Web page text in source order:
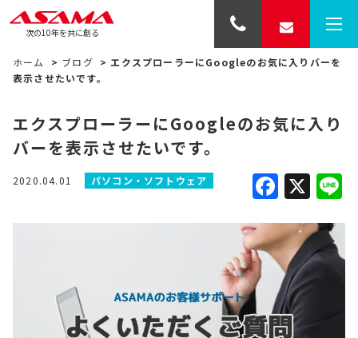
次の10年を共に創る
ホーム > ブログ >エクスプローラーにGoogleのお気に入りバーを
表示させたいです。
エクスプローラーにGoogleのお気に入り
バーを表示させたいです。
2020.04.01 パソコン・ソフトウェア X